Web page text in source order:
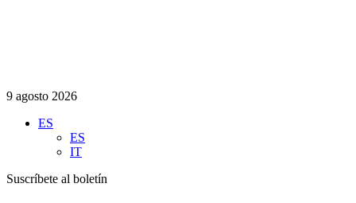
9 agosto 2026
ES
ES
IT
Suscríbete al boletín